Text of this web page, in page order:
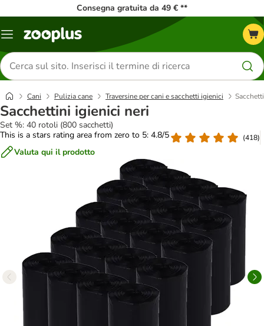
Consegna gratuita da 49 € **
Overview
Cerca
prodotti
Cani Pulizia cane Traversine per cani e sacchetti igienici
Sacchettini igienici neri
Set %: 40 rotoli (800 sacchetti)
This is a stars rating area from zero to 5: 4.8/5
(418)
Valuta qui il prodotto